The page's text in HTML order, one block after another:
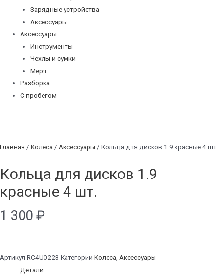
Зарядные устройства
Аксессуары
Аксессуары
Инструменты
Чехлы и сумки
Мерч
Разборка
С пробегом
Главная / Колеса / Аксессуары / Кольца для дисков 1.9 красные 4 шт.
Кольца для дисков 1.9
красные 4 шт.
1 300 ₽
Артикул RC4U0223 Категории Колеса, Аксессуары
Детали